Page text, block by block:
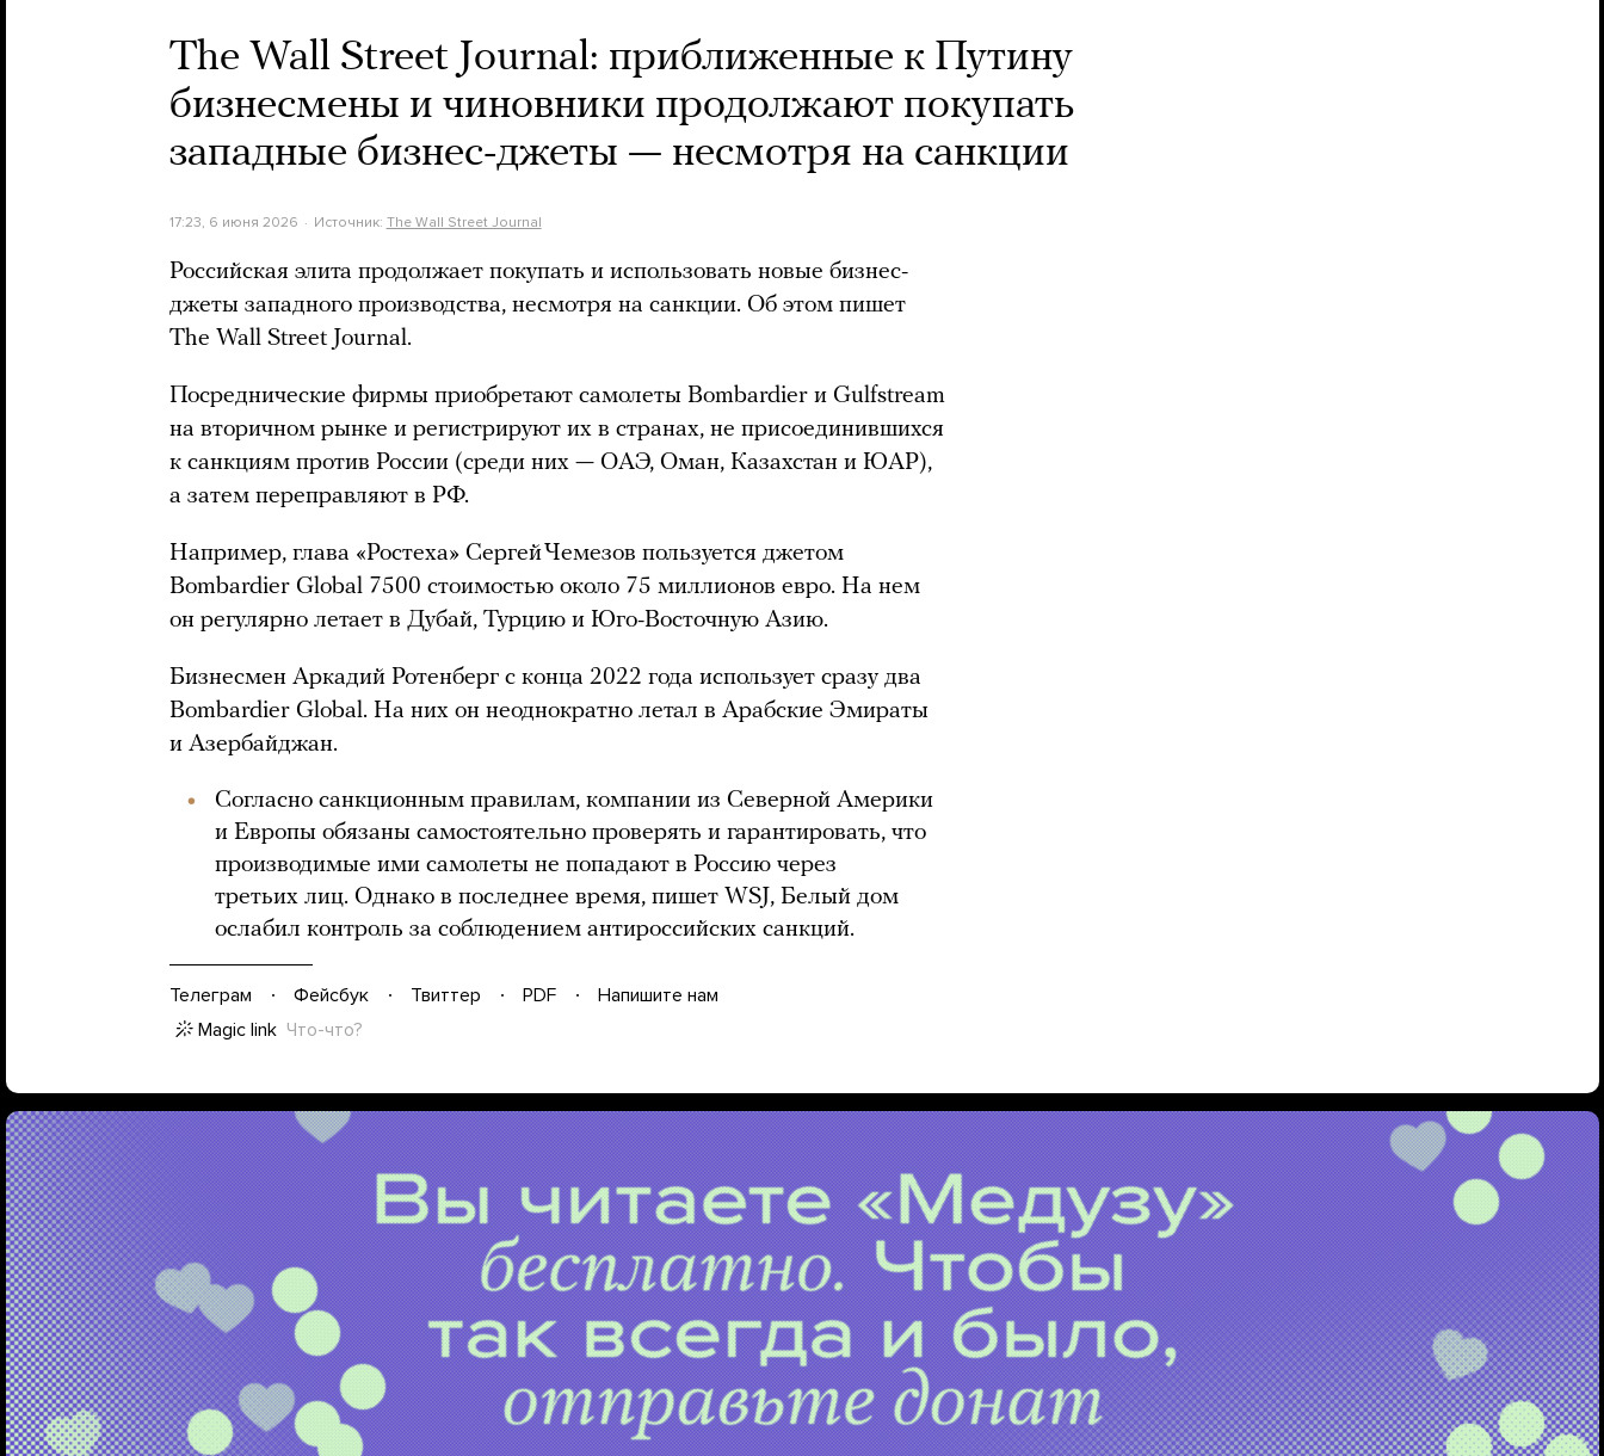
The Wall Street Journal: приближенные к Путину
бизнесмены и чиновники продолжают покупать
западные бизнес-джеты — несмотря на санкции
17:23, 6 июня 2026 Источник: The Wall Street Journal
Российская элита продолжает покупать и использовать новые бизнес-
джеты западного производства, несмотря на санкции. Об этом пишет
The Wall Street Journal.
Посреднические фирмы приобретают самолеты Bombardier и Gulfstream
на вторичном рынке и регистрируют их в странах, не присоединившихся
к санкциям против России (среди них — ОАЭ, Оман, Казахстан и ЮАР),
а затем переправляют в РФ.
Например, глава «Ростеха» Сергей Чемезов пользуется джетом
Bombardier Global 7500 стоимостью около 75 миллионов евро. На нем
он регулярно летает в Дубай, Турцию и Юго-Восточную Азию.
Бизнесмен Аркадий Ротенберг с конца 2022 года использует сразу два
Bombardier Global. На них он неоднократно летал в Арабские Эмираты
и Азербайджан.
Согласно санкционным правилам, компании из Северной Америки
и Европы обязаны самостоятельно проверять и гарантировать, что
производимые ими самолеты не попадают в Россию через
третьих лиц. Однако в последнее время, пишет WSJ, Белый дом
ослабил контроль за соблюдением антироссийских санкций.
Телеграм Фейсбук Твиттер PDF
Напишите нам
Magic link Что-что?